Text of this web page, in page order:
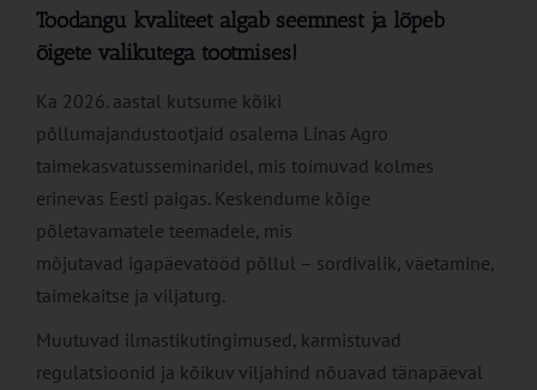
Toodangu kvaliteet algab seemnest ja lõpeb
õigete valikutega tootmises!
Ka 2026. aastal kutsume kõiki
põllumajandustootjaid osalema Linas Agro
taimekasvatusseminaridel, mis toimuvad kolmes
erinevas Eesti paigas. Keskendume kõige
põletavamatele teemadele, mis
mõjutavad igapäevatööd põllul – sordivalik, väetamine,
taimekaitse ja viljaturg.
Muutuvad ilmastikutingimused, karmistuvad
regulatsioonid ja kõikuv viljahind nõuavad tänapäeval